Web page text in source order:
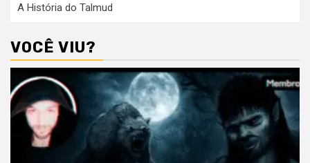
A História do Talmud
VOCÊ VIU?